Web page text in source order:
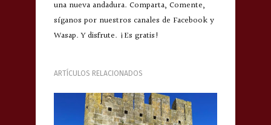
una nueva andadura. Comparta, Comente,
síganos por nuestros canales de Facebook y
Wasap. Y disfrute. ¡Es gratis!
ARTÍCULOS RELACIONADOS